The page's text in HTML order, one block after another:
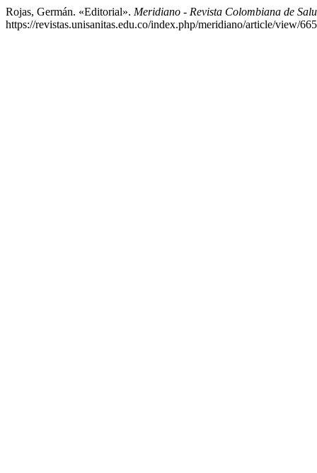
Rojas, Germán. «Editorial». Meridiano - Revista Colombiana de
https://revistas.unisanitas.edu.co/index.php/meridiano/article/view/